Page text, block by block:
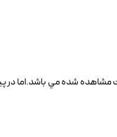
مشاهده شده مي باشد.اما در